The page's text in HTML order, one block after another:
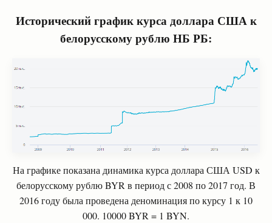
Исторический график курса доллара США к
белорусскому рублю НБ РБ:
На графике показана динамика курса доллара США USD к
белорусскому рублюBYR в период с 2008 по 2017 год. В
2016 году была проведена деноминация по курсу 1 к 10
000. 10000BYR = 1 BYN.